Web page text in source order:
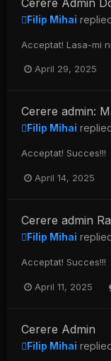
Filip Mihai
Acceptat! Lasa-mi
April 29, 2025
Cerere admin:
Filip Mihai
Acceptat! Succes!!!
April 14, 2025
Cerere admin
Filip Mihai
Acceptat! Succes!!!
April 11, 2025
Cerere Admin
Filip Mihai